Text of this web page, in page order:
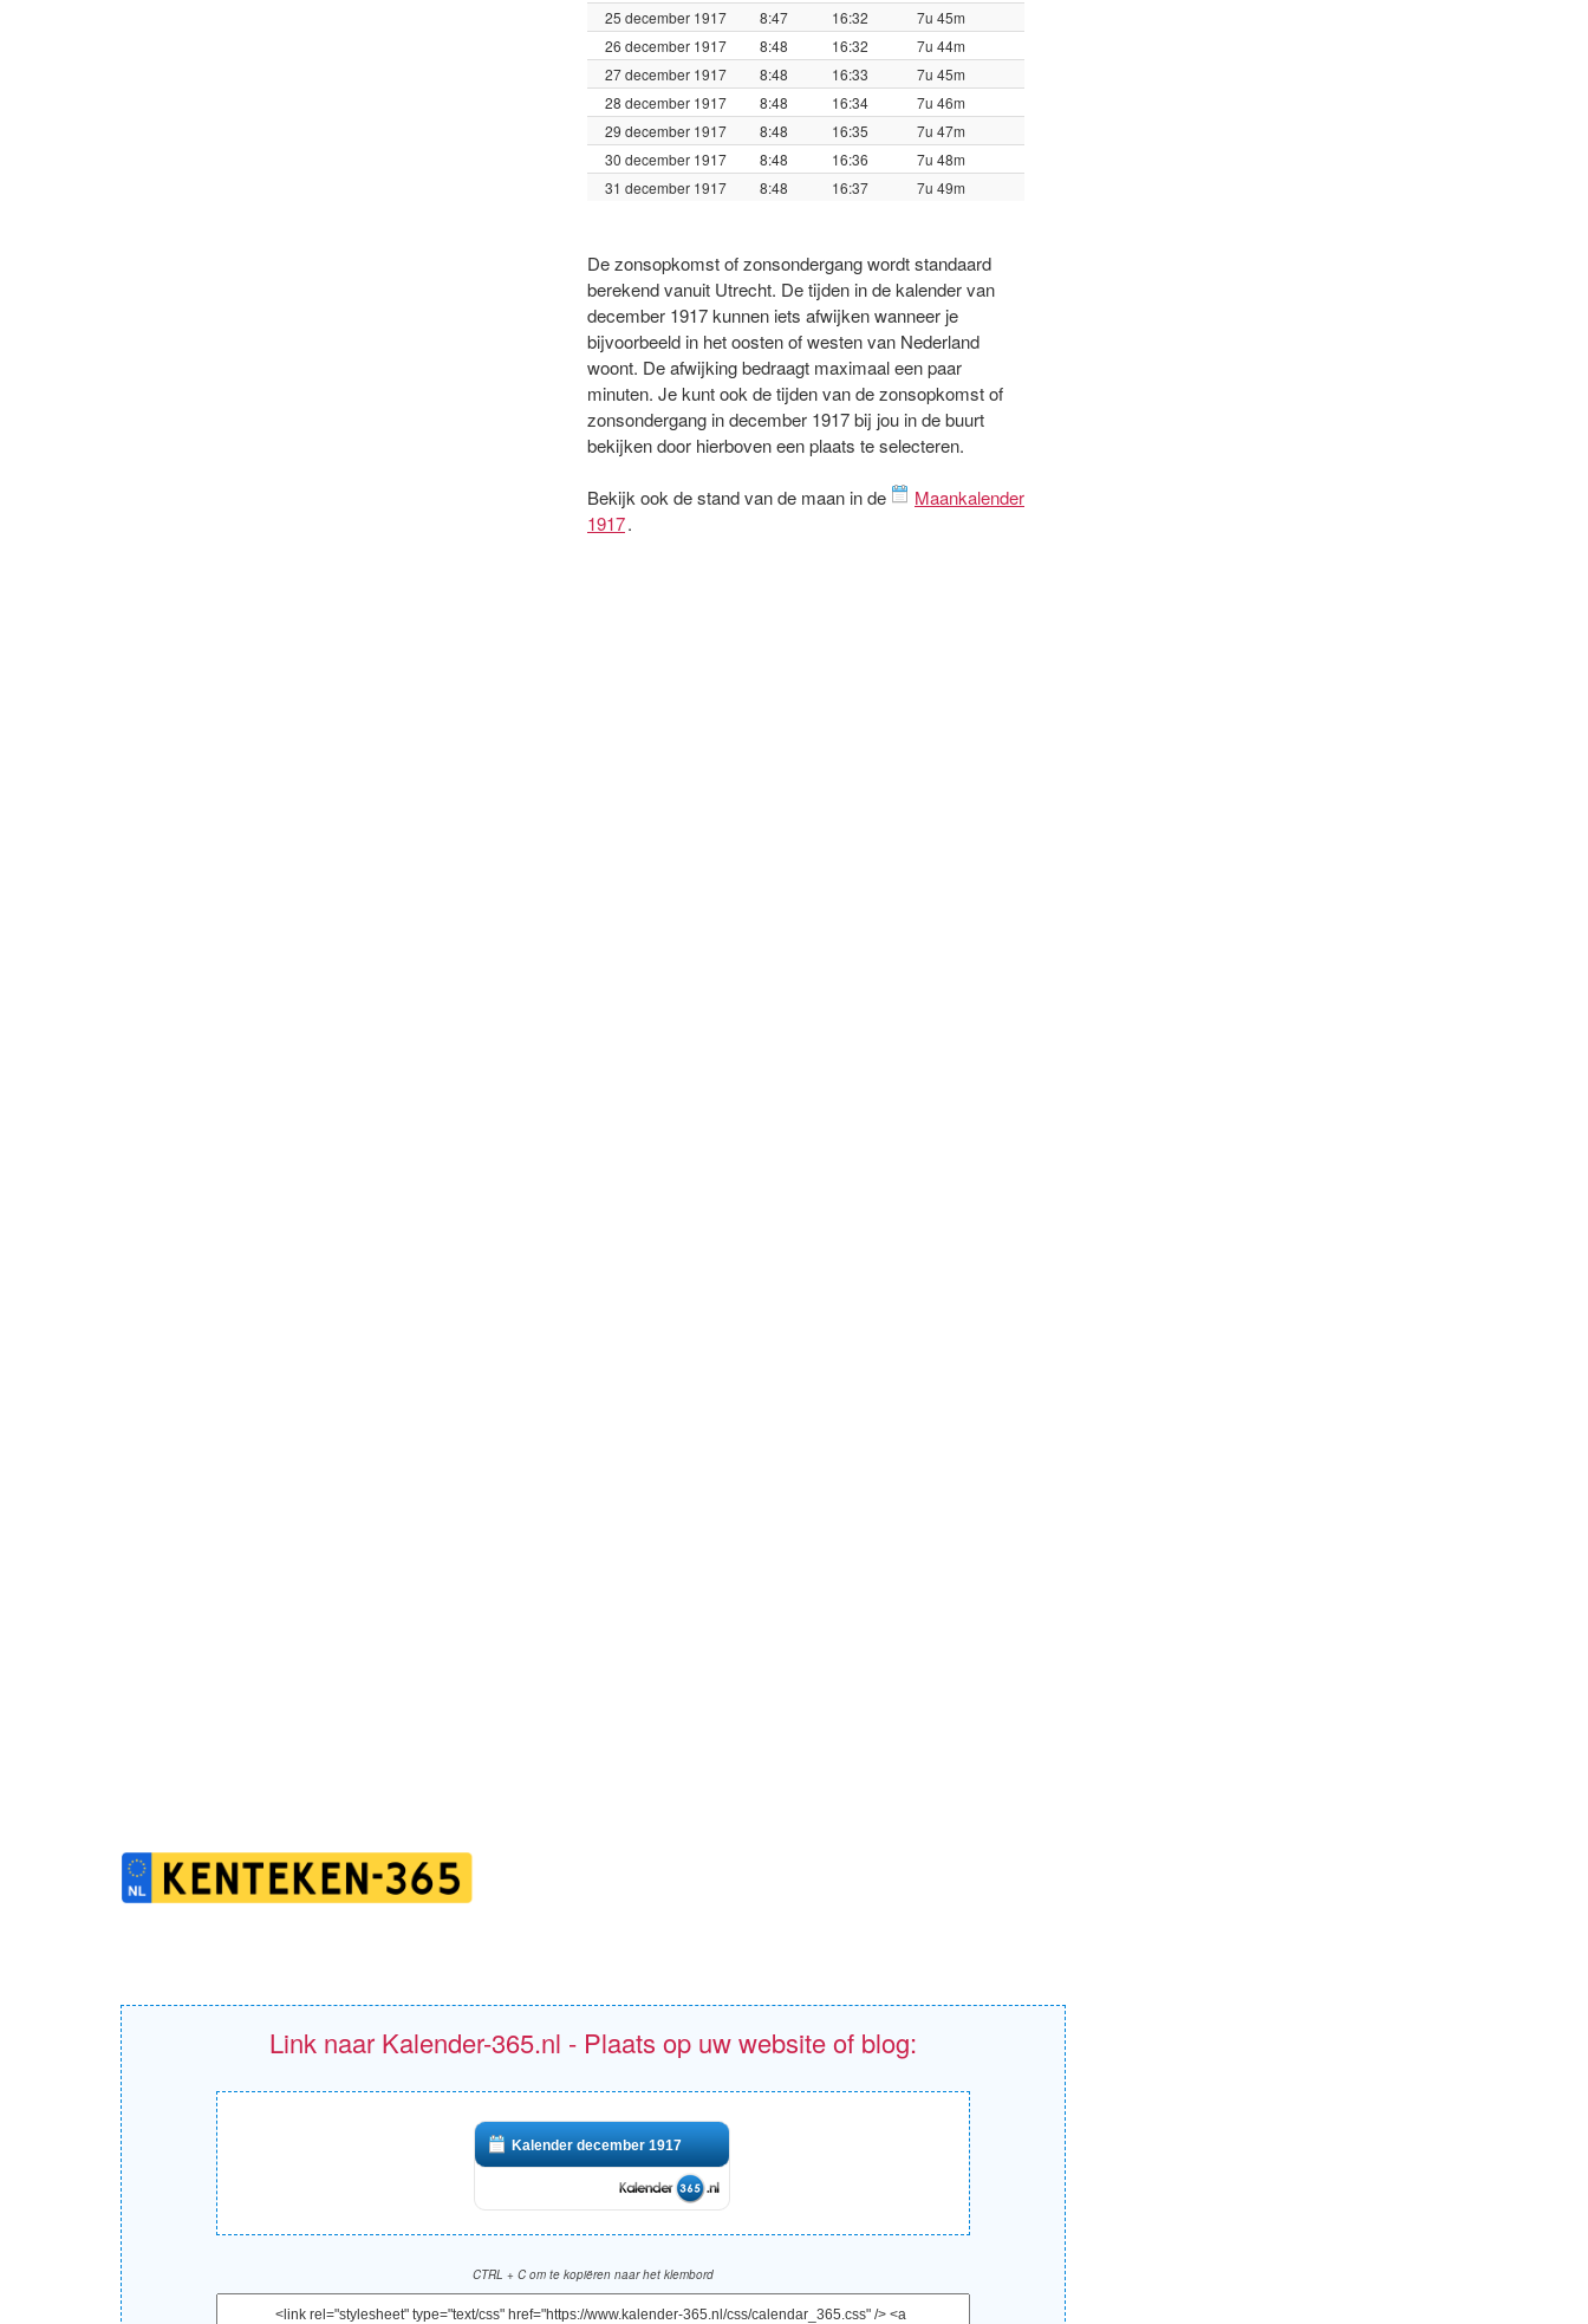
25 december 1917
8:47 16:32
7u 45m
26 december 1917
8:48 16:32
7u 44m
27 december 1917
8:48 16:33
7u 45m
28 december 1917
8:48 16:34
7u 46m
29 december 1917
8:48 16:35
7u 47m
30 december 1917
8:48 16:36
7u 48m
31 december 1917
8:48 16:37 7u 49m
De zonsopkomst of zonsondergang wordt standaard
berekend vanuit Utrecht. De tijden in de kalender van
december 1917 kunnen iets afwijken wanneer je
bijvoorbeeld in het oosten of westen van Nederland
woont. De afwijking bedraagt maximaal een paar
minuten. Je kunt ook de tijden van de zonsopkomst of
zonsondergang in december 1917 bij jou in de buurt
bekijken door hierboven een plaats te selecteren.
Bekijk ook de stand van de maan in de
Maankalender
1917.
Link naar Kalender-365.nl - Plaats op uw website of blog:
Kalender december 1917
CTRL + C om te kopiëren naar het klembord